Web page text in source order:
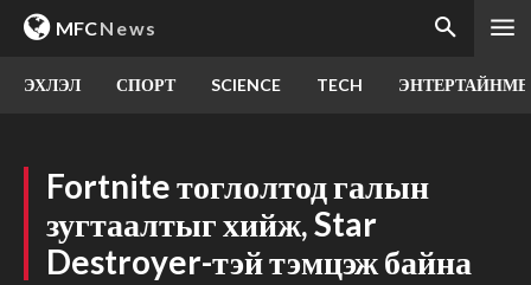
MFCNews
ЭХЛЭЛ СПОРТ SCIENCE TECH
Fortnite тоглолтод галын
зугтаалтыг хийж, Star
Destroyer-тэй тэмцэж байна